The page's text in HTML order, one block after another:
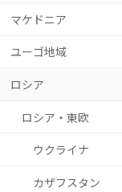
マケドニア
ユーゴ地域
ロシア
ロシア・東欧
ウクライナ
カザフスタン